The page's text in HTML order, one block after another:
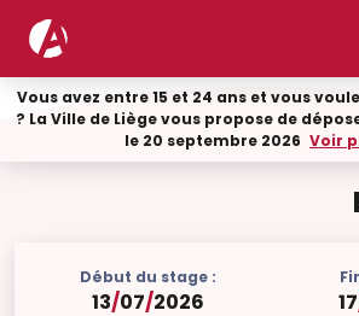
Vous avez entre 15 et 24 ans et vous
? La Ville de Liège vous propose de
le 20 septembre 2026 Voir
Début du stage :
13/07/2026 17